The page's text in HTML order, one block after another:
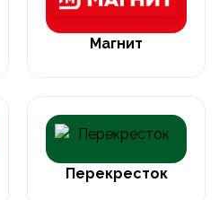
Магнит
Перекресток